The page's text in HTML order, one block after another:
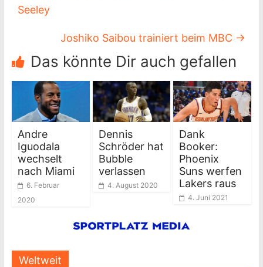
Seeley
Joshiko Saibou trainiert beim MBC →
Das könnte Dir auch gefallen
Andre
Iguodala
wechselt
nach Miami
6. Februar
2020
Dennis
Schröder hat
Bubble
verlassen
4. August 2020
Dank
Booker:
Phoenix
Suns werfen
Lakers raus
4. Juni 2021
Weltweit